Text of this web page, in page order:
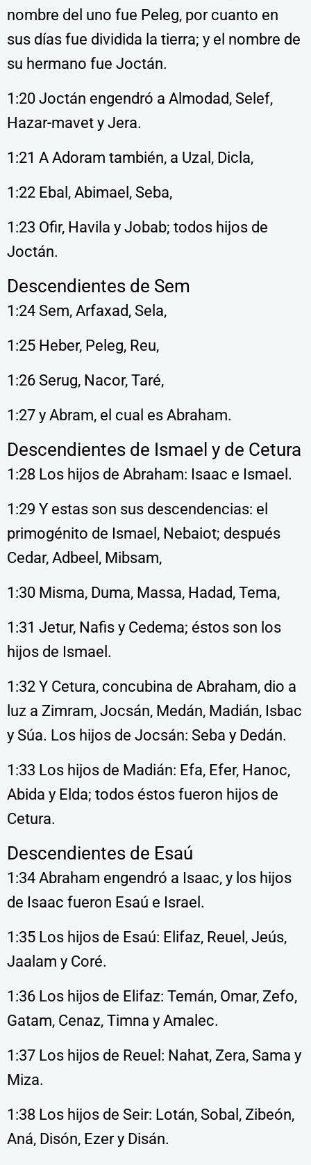
nombre del uno fue Peleg, por cuanto en
sus días fue dividida la tierra; y el nombre de
su hermano fue Joctán.
1:20 Joctán engendró a Almodad, Selef,
Hazar-mavet y Jera.
1:21 A Adoram también, a Uzal, Dicla,
1:22 Ebal, Abimael, Seba,
1:23 Ofir, Havila y Jobab; todos hijos de
Joctán.
Descendientes de Sem
1:24 Sem, Arfaxad, Sela,
1:25 Heber, Peleg, Reu,
1:26 Serug, Nacor, Taré,
1:27 y Abram, el cual es Abraham.
Descendientes de Ismael y de Cetura
1:28 Los hijos de Abraham: Isaac e Ismael.
1:29 Y estas son sus descendencias: el
primogénito de Ismael, Nebaiot; después
Cedar, Adbeel, Mibsam,
1:30 Misma, Duma, Massa, Hadad, Tema,
1:31 Jetur, Nafis y Cedema; éstos son los
hijos de Ismael.
1:32 Y Cetura, concubina de Abraham, dio a
luz a Zimram, Jocsán, Medán, Madián, Isbac
y Súa. Los hijos de Jocsán: Seba y Dedán.
1:33 Los hijos de Madián: Efa, Efer, Hanoc,
Abida y Elda; todos éstos fueron hijos de
Cetura.
Descendientes de Esaú
1:34 Abraham engendró a Isaac, y los hijos
de Isaac fueron Esaú e Israel.
1:35 Los hijos de Esaú: Elifaz, Reuel, Jeús,
Jaalam y Coré.
1:36 Los hijos de Elifaz: Temán, Omar, Zefo,
Gatam, Cenaz, Timna y Amalec.
1:37 Los hijos de Reuel: Nahat, Zera, Sama y
Miza.
1:38 Los hijos de Seir: Lotán, Sobal, Zibeón,
Aná, Disón, Ezer y Disán.